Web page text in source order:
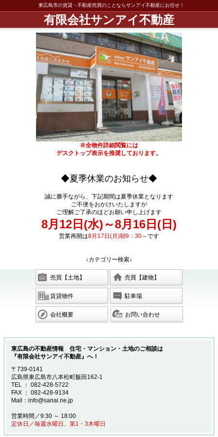
東広島市の賃貸・不動産売買のことならサンアイ不動産にお任せ！
有限会社サンアイ不動産
※全物件詳細閲覧には
デスクトップ表示を推奨しております。
◆夏季休業のお知らせ◆
誠に勝手ながら、下記期間は夏季休業となります
ご不便をおかけいたしますが
ご理解ご了承のほどお願い申し上げます
8月12日(水)～8月16日(日)
営業再開は8月17日(月)朝9：30～です
↓カテゴリー検索↓
売買【土地】 売買【建物】
賃貸物件 駐車場
会社概要 お問い合わせ
東広島の不動産情報 住宅・マンション・土地のご相談は
『有限会社サンアイ不動産』へ！
〒739-0141
広島県東広島市八本松町飯田162-1
TEL ： 082-428-5722
FAX ： 082-428-9134
Mail：info@sanai.ne.jp
営業時間／9:30 ～ 18:00
定休日／毎週水曜日、第1・3木曜日